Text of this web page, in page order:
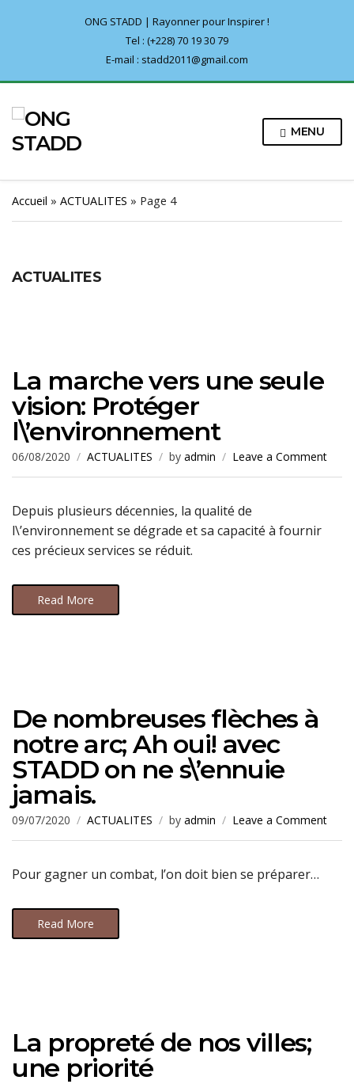
ONG STADD | Rayonner pour Inspirer !
Tel : (+228) 70 19 30 79
E-mail : stadd2011@gmail.com
MENU
Accueil » ACTUALITES » Page 4
ACTUALITES
La marche vers une seule
vision: Protéger
l\’environnement
06/08/2020 ACTUALITES by admin Leave a Comment
Depuis plusieurs décennies, la qualité de
l\’environnement se dégrade et sa capacité à fournir
ces précieux services se réduit.
Read More
De nombreuses flèches à
notre arc; Ah oui! avec
STADD on ne s\’ennuie
jamais.
09/07/2020 ACTUALITES by admin Leave a Comment
Pour gagner un combat, l’on doit bien se préparer…
Read More
La propreté de nos villes;
une priorité